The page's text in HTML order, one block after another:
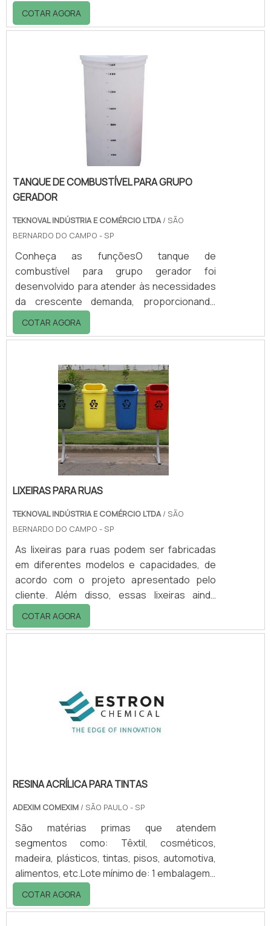
tornam inutilizados.Características e
detalhes específicos do serviçoNo ramo
a destruição de arquivos confidenciais seja
associada também à reciclagem industrial,
procedimento que tem o objetivo de
reutilizar o material que foi destruído,com um
novo destino e uso.Essa atividade tem a
COTAR AGORA
TANQUE DE COMBUSTÍVEL PARA GRUPO
GERADOR
TEKNOVAL INDÚSTRIA E COMÉRCIO LTDA/ SÃO
BERNARDO DO CAMPO - SP
Conheça as funçõesO tanque de
combustível para grupo gerador foi
desenvolvido para atender às necessidades
da crescente demanda, proporcionando
maior praticidade. Com o uso desse tipo de
tanque, é possível armazenar, em um único
abastecer toda uma cadeia de geradores.O
processo de produção em rotomoldagem do
tanque de combustível para grupo gerador
possibilita menor custo final e permite várias
conexões para mangueiras e demais
acessórios para atender .
COTAR AGORA
LIXEIRAS PARA RUAS
TEKNOVAL INDÚSTRIA E COMÉRCIO LTDA/ SÃO
BERNARDO DO CAMPO - SP
As lixeiras para ruas podem ser fabricadas
em diferentes modelos e capacidades, de
acordo com o projeto apresentado pelo
cliente. Além disso, essas lixeiras ainda
colaboram com o ambiente, mantendo as
ruas limpas, evitando dessa forma a
COTAR AGORA
RESINA ACRÍLICA PARA TINTAS
ADEXIM COMEXIM / SÃO PAULO - SP
São matérias primas que atendem
segmentos como: Têxtil, cosméticos,
madeira, plásticos, tintas, pisos, automotiva,
alimentos, etc.Lote mínimo de: 1 embalagem -
20kgResina acrílica para tintas Estron
ChemicalA Estron Chemical ao longo dos
COTAR AGORA